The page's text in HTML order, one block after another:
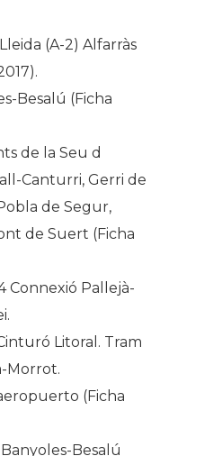
(A-2) Alfarràs
Besalú (Ficha
de la Seu d
Canturri, Gerri de
de Segur,
de Suert (Ficha
Connexió Pallejà-
Litoral. Tram
Morrot.
(Ficha
Besalú